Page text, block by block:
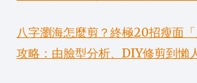
八字瀏海怎麼剪？終極20招瘦面
攻略：由臉型分析、DIY修剪到懶